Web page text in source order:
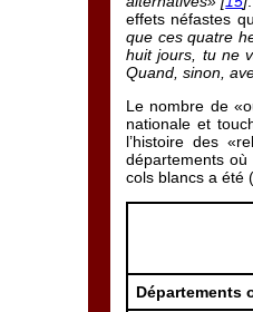
effets néfastes
que ces quatre
huit jours, tu ne
Quand, sinon,
Le nombre de
nationale et
l’histoire des
départements
cols blancs a été
Départements